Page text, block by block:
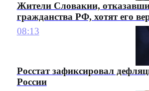
Жители Словакии,
гражданства РФ, хотят его
08:13
Росстат зафиксировал
России